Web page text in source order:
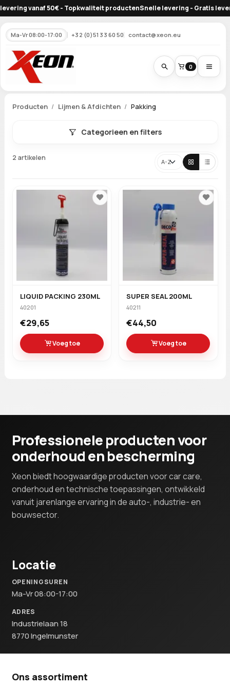
vanaf 50€ - Topkwaliteit productenSnelle levering - Gratis
Ma-Vr 08:00-17:00 +32 (0)51 33 60 50 contact@xeon.eu
0
Producten Lijmen & Afdichten Pakking
Categorieen en filters
2 artikelen
Sorteren
LIQUID PACKING 230ML
40201
€29,65
Voeg toe
SUPER SEAL 200ML
40211
€44,50
Voeg toe
Professionele producten voor
onderhoud en bescherming
Xeon biedt hoogwaardige producten voor car care,
onderhoud en technische toepassingen, ontwikkeld
vanuit jarenlange ervaring in de auto-, industrie- en
bouwsector.
Locatie
OPENINGSUREN
Ma-Vr 08:00-17:00
ADRES
Industrielaan 18
8770 Ingelmunster
Ons assortiment